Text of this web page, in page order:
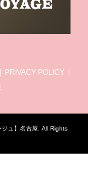
PRIVACY POLICY
ュ】名古屋 . All Rights